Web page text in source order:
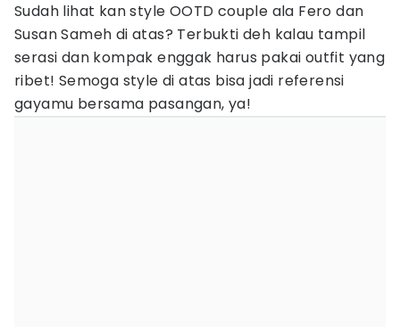
Sudah lihat kan style OOTD couple ala Fero dan
Susan Sameh di atas? Terbukti deh kalau tampil
serasi dan kompak enggak harus pakai outfit yang
ribet! Semoga style di atas bisa jadi referensi
gayamu bersama pasangan, ya!